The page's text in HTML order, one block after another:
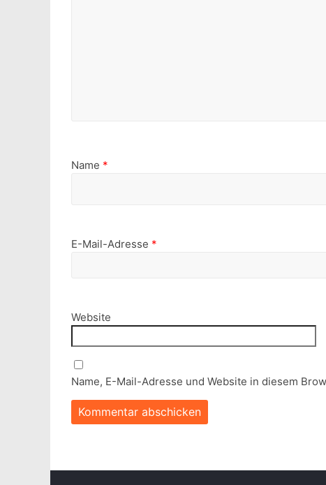
Name *
E-Mail-Adresse *
Website
Name, E-Mail-Adresse und Website in diesem